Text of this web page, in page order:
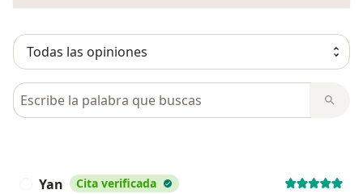
Busca en opiniones
Yan Cita verificada